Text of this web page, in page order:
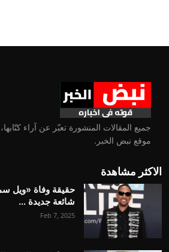
جميع المقالات المنشورة تعبّر عن آراء
موقع نبض الخبر.
الاكثر مشاهدة
حقيقة وفاة «ويل
شائعة جديدة ...
Feb 7, 2025